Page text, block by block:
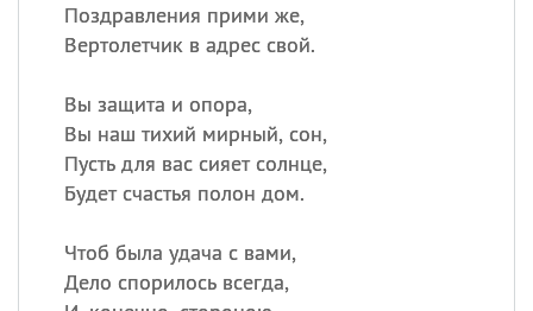
Поздравления прими же,
Вертолетчик в адрес свой.
Вы защита и опора,
Вы наш тихий мирный, сон,
Пусть для вас сияет солнце,
Будет счастья полон дом.
Чтоб была удача с вами,
Дело спорилось всегда,